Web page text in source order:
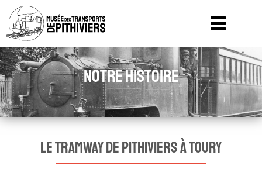
Notre histoire
le tramway de pithiviers à toury